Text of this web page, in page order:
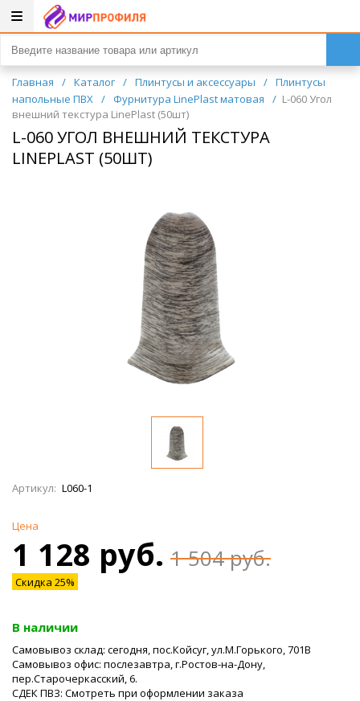
Главная / Каталог / Плинтусы и аксессуары / Плинтусы
напольные ПВХ / Фурнитура LinePlast матовая / L-060 Угол
внешний текстура LinePlast (50шт)
L-060 УГОЛ ВНЕШНИЙ ТЕКСТУРА
LINEPLAST (50ШТ)
Артикул: L060-1
Цена
1 128 руб. 1 504 руб.
Скидка 25%
В наличии
Самовывоз склад: сегодня, пос.Койсуг, ул.М.Горького, 701В
Самовывоз офис: послезавтра, г.Ростов-на-Дону,
пер.Старочеркасский, 6.
СДЕК ПВЗ: Смотреть при оформлении заказа